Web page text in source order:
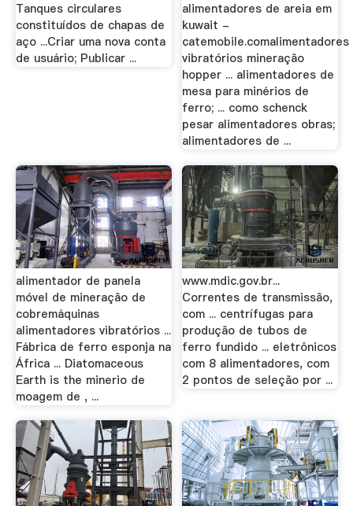
Tanques circulares
constituídos de chapas de
aço ...Criar uma nova conta
de usuário; Publicar ...
alimentadores de areia em
kuwait -
catemobile.comalimentadores
vibratórios mineração
hopper ... alimentadores de
mesa para minérios de
ferro; ... como schenck
pesar alimentadores obras;
alimentadores de ...
alimentador de panela
móvel de mineração de
cobremáquinas
alimentadores vibratórios ...
Fábrica de ferro esponja na
África ... Diatomaceous
Earth is the minerio de
moagem de , ...
www.mdic.gov.br...
Correntes de transmissão,
com ... centrífugas para
produção de tubos de
ferro fundido ... eletrônicos
com 8 alimentadores, com
2 pontos de seleção por ...